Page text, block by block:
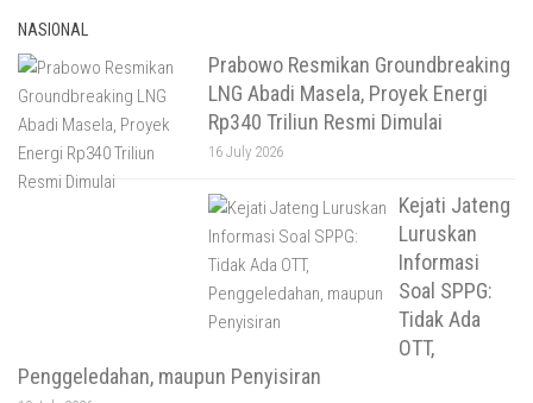
NASIONAL
Prabowo Resmikan Groundbreaking
LNG Abadi Masela, Proyek Energi
Rp340 Triliun Resmi Dimulai
16 July 2026
Kejati Jateng
Luruskan
Informasi
Soal SPPG:
Tidak Ada
OTT,
Penggeledahan, maupun Penyisiran